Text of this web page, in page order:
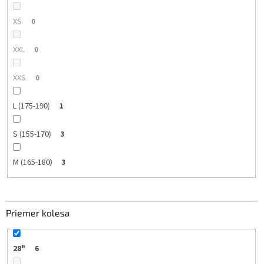
XS 0
XXL 0
XXS 0
L (175-190) 1
S (155-170) 3
M (165-180) 3
Priemer kolesa
28" 6